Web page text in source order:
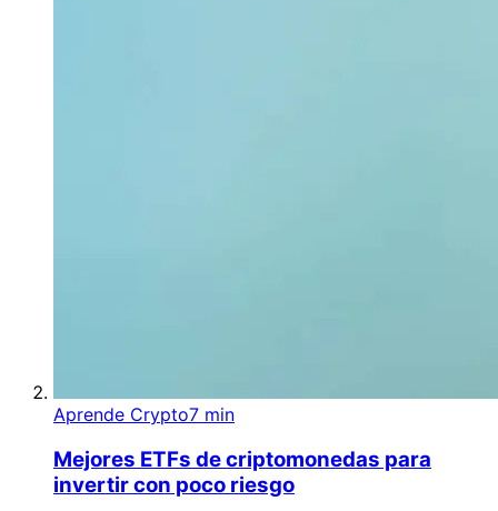
Aprende Crypto7 min
Mejores ETFs de criptomonedas para
invertir con poco riesgo